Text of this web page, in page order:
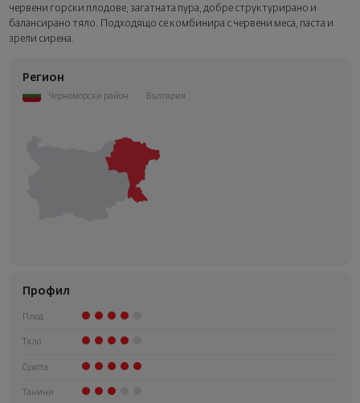
Добавете луксозна подаръчна опаковка и персонализирана
картичка с ваше пожелание. Изберете тази опция в
следващата стъпка от поръчката.
червени горски плодове, загатната пура, добре структурирано и
балансирано тяло. Подходящо се комбинира с червени меса, паста и
зрели сирена.
Регион
Черноморски район България
Профил
Плод
Тяло
Сухота
Танини